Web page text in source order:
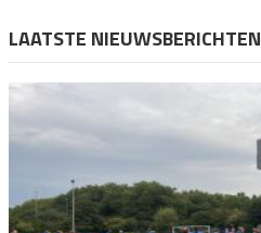
LAATSTE NIEUWSBERICHTEN